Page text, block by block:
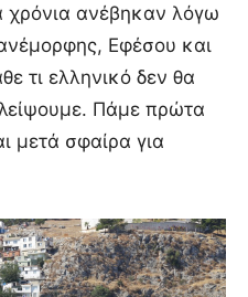
χρόνια ανέβηκαν λόγω
Εφέσου και
τι ελληνικό δεν θα
Πάμε πρώτα
μετά σφαίρα για